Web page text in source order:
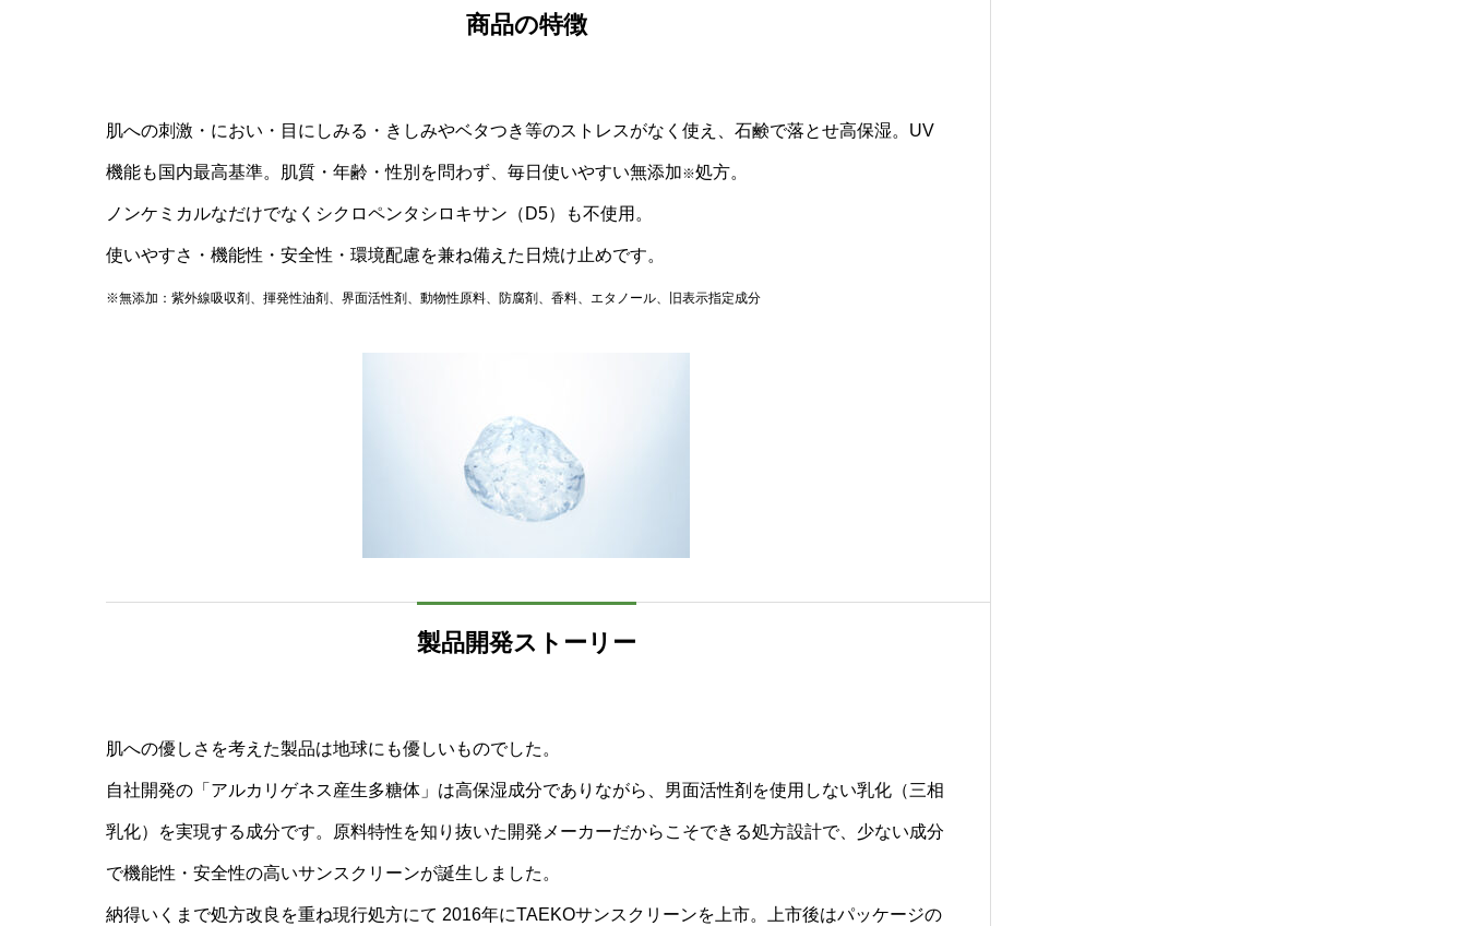
商品の特徴
肌への刺激・におい・目にしみる・きしみやベタつき等のストレスがなく使え、石鹸で落とせ高保湿。UV
機能も国内最高基準。肌質・年齢・性別を問わず、毎日使いやすい無添加※処方。
ノンケミカルなだけでなくシクロペンタシロキサン（D5）も不使用。
使いやすさ・機能性・安全性・環境配慮を兼ね備えた日焼け止めです。
※無添加：紫外線吸収剤、揮発性油剤、界面活性剤、動物性原料、防腐剤、香料、エタノール、旧表示指定成分
製品開発ストーリー
肌への優しさを考えた製品は地球にも優しいものでした。
自社開発の「アルカリゲネス産生多糖体」は高保湿成分でありながら、男面活性剤を使用しない乳化（三相
乳化）を実現する成分です。原料特性を知り抜いた開発メーカーだからこそできる処方設計で、少ない成分
で機能性・安全性の高いサンスクリーンが誕生しました。
納得いくまで処方改良を重ね現行処方にて 2016年にTAEKOサンスクリーンを上市。上市後はパッケージの